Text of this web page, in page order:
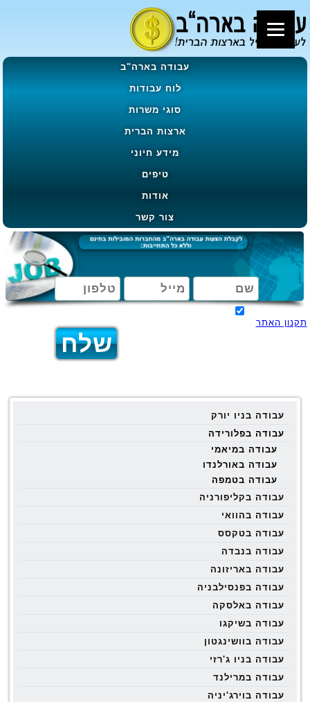
עבודה בארה"ב
לוח עבודות
סוגי משרות
ארצות הברית
מידע חיוני
טיפים
אודות
צור קשר
תקנון האתר
עבודה בניו יורק
עבודה בפלורידה
עבודה במיאמי
עבודה באורלנדו
עבודה בטמפה
עבודה בקליפורניה
עבודה בהוואי
עבודה בטקסס
עבודה בנבדה
עבודה באריזונה
עבודה בפנסילבניה
עבודה באלסקה
עבודה בשיקגו
עבודה בוושינגטון
עבודה בניו ג'רזי
עבודה במרילנד
עבודה בוירג'יניה